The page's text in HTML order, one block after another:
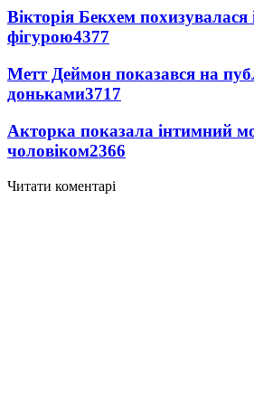
Вікторія Бекхем похизувалася
фігурою4377
Метт Деймон показався на
доньками3717
Акторка показала інтимний
чоловіком2366
Читати коментарі